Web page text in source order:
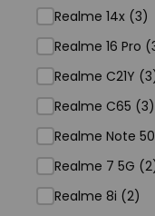
Realme 14x (3)
Realme 16 Pro
Realme C21Y
Realme C65 (3)
Realme Note
Realme 7 5G
Realme 8i (2)